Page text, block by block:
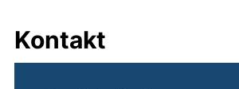
Kontakt